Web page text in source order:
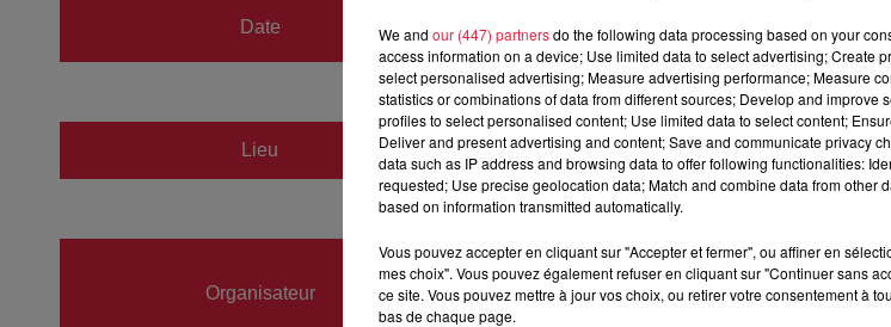
Date
au21 mai 2023 à 18h00
Lieu
Steinbourg
67790 Steinbourg
Organisateur
Terre 67
06 32 13 30 15
We and our (447) partnersdo the following data processing based on your
access information on a device; Use limited data to select advertising; Create
select personalised advertising; Measure advertising performance; Measure
statistics or combinations of data from different sources; Develop and improve
profiles to select personalised content; Use limited data to select content;
Deliver and present advertising and content; Save and communicate privacy
data such as IP address and browsing data to offer following functionalities:
requested; Use precise geolocation data; Match and combine data from other
based on information transmitted automatically.
Vous pouvez accepter en cliquant sur "Accepter et fermer", ou affiner en
mes choix". Vous pouvez également refuser en cliquant sur "Continuer sans
ce site. Vous pouvez mettre à jour vos choix, ou retirer votre consentement à
bas de chaque page.